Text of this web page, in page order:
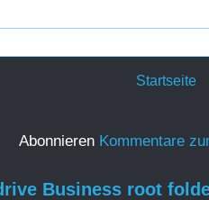
Startseite
Abonnieren Kommentare
Business root